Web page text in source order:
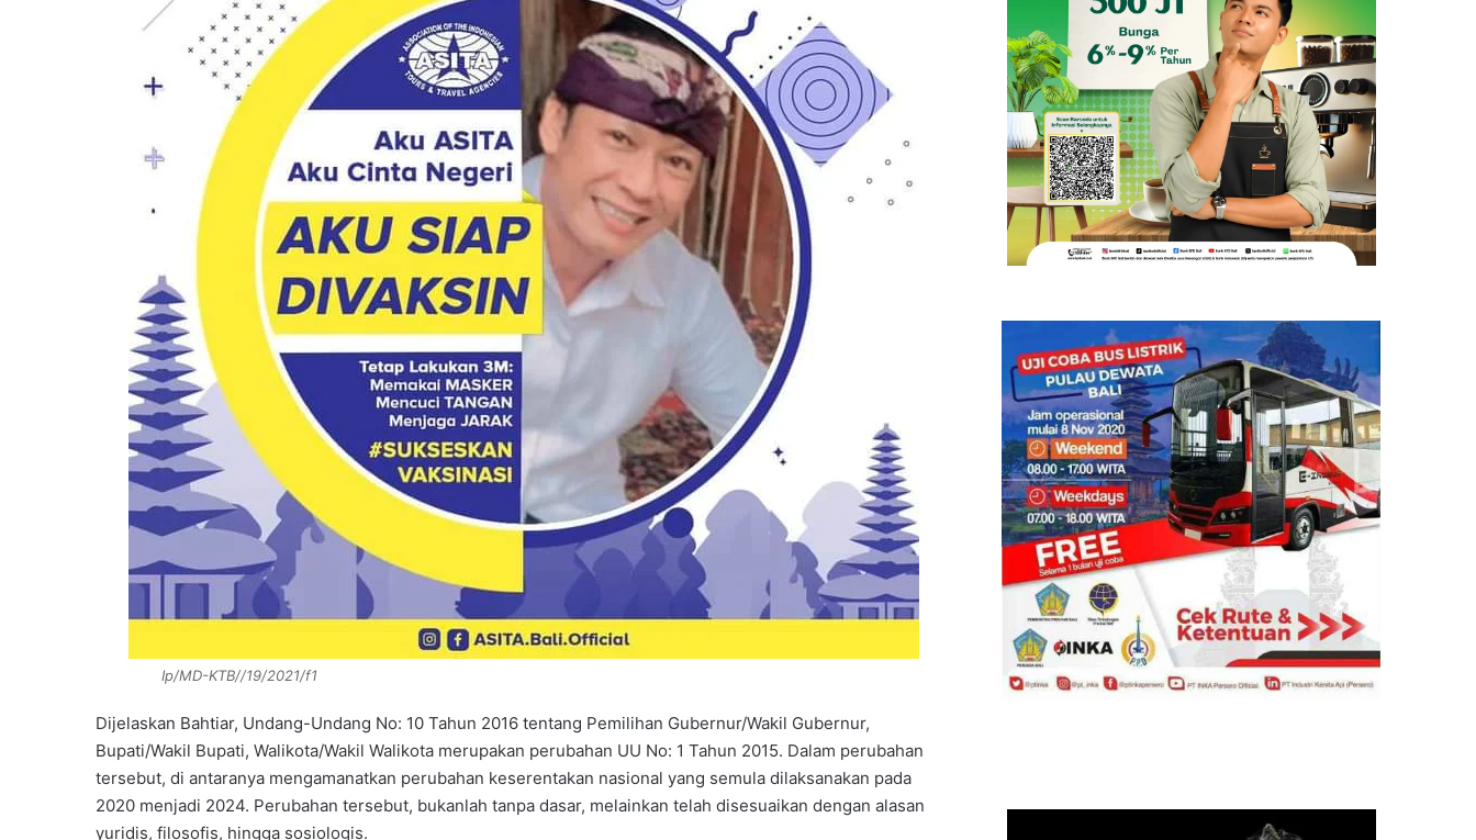
Ip/MD-KTB//19/2021/f1
Dijelaskan Bahtiar, Undang-Undang No: 10 Tahun 2016 tentang Pemilihan Gubernur/Wakil Gubernur,
Bupati/Wakil Bupati, Walikota/Wakil Walikota merupakan perubahan UU No: 1 Tahun 2015. Dalam perubahan
tersebut, di antaranya mengamanatkan perubahan keserentakan nasional yang semula dilaksanakan pada
2020 menjadi 2024. Perubahan tersebut, bukanlah tanpa dasar, melainkan telah disesuaikan dengan alasan
yuridis, filosofis, hingga sosiologis.